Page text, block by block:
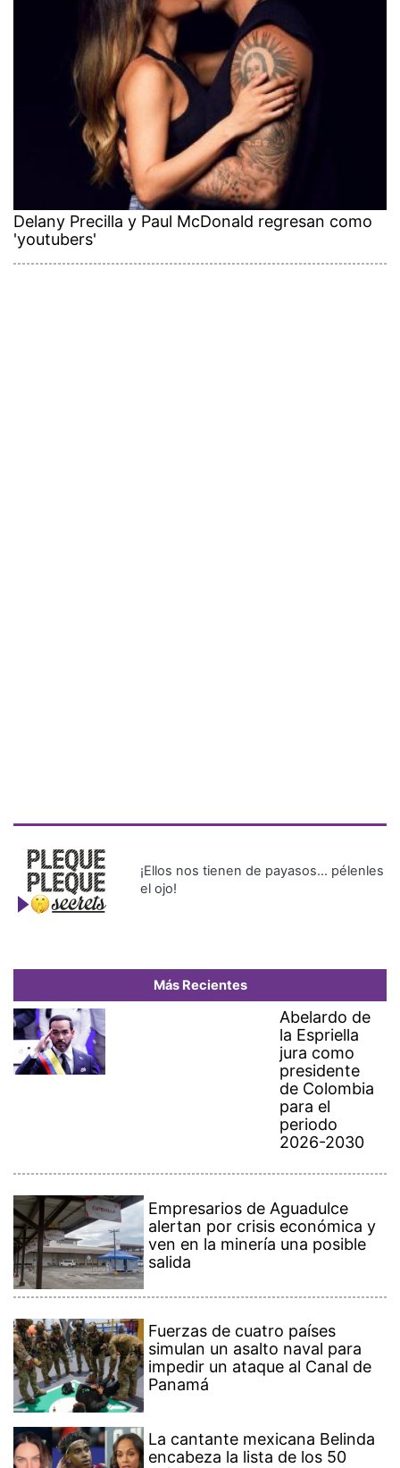
Delany Precilla y Paul McDonald regresan como
'youtubers'
¡Ellos nos tienen de payasos… pélenles
el ojo!
Más Recientes
Abelardo de
la Espriella
jura como
presidente
de Colombia
para el
periodo
2026-2030
Empresarios de Aguadulce
alertan por crisis económica y
ven en la minería una posible
salida
Fuerzas de cuatro países
simulan un asalto naval para
impedir un ataque al Canal de
Panamá
La cantante mexicana Belinda
encabeza la lista de los 50